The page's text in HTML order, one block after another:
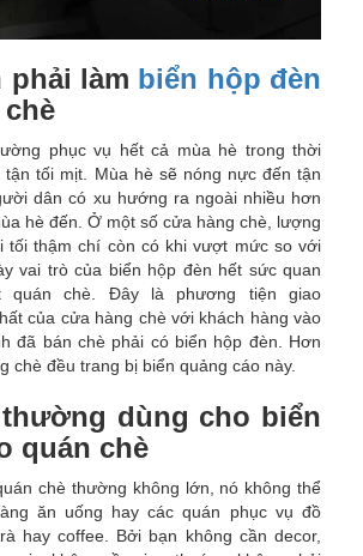
phải làm biển hộp đèn
phục vụ hết cả mùa hè trong thời
tối mịt. Mùa hè sẽ nóng nực đến tận
dân có xu hướng ra ngoài nhiều hơn
hè đến. Ở một số cửa hàng chè, lượng
tối thậm chí còn có khi vượt mức so với
vai trò của biển hộp đèn hết sức quan
quán chè. Đây là phương tiện giao
của cửa hàng chè với khách hàng vào
đã bán chè phải có biển hộp đèn. Hơn
chè đều trang bị biển quảng cáo này.
dùng cho biển
quán chè
chè thường không lớn, nó không thể
ăn uống hay các quán phục vụ đồ
hay coffee. Bởi bạn không cần decor,